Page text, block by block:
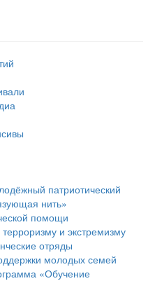
патриотический
нить»
помощи
и экстремизму
отряды
молодых семей
«Обучение